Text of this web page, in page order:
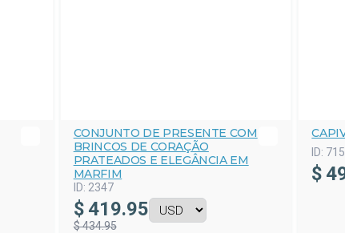
CONJUNTO DE PRESENTE COM
BRINCOS DE CORAÇÃO
PRATEADOS E ELEGÂNCIA EM
MARFIM
ID: 2347
$ 419.95
$ 434.95
ID: 715
$